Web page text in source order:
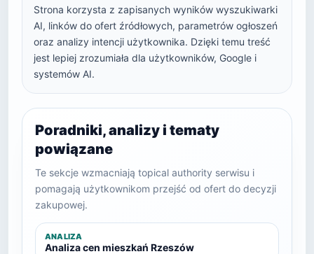
Strona korzysta z zapisanych wyników wyszukiwarki
AI, linków do ofert źródłowych, parametrów ogłoszeń
oraz analizy intencji użytkownika. Dzięki temu treść
jest lepiej zrozumiała dla użytkowników, Google i
systemów AI.
Poradniki, analizy i tematy
powiązane
Te sekcje wzmacniają topical authority serwisu i
pomagają użytkownikom przejść od ofert do decyzji
zakupowej.
ANALIZA
Analiza cen mieszkań Rzeszów